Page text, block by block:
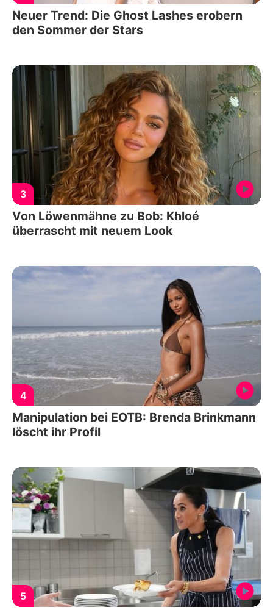
Neuer Trend: Die Ghost Lashes erobern
den Sommer der Stars
3
Von Löwenmähne zu Bob: Khloé
überrascht mit neuem Look
4
Manipulation bei EOTB: Brenda Brinkmann
löscht ihr Profil
5